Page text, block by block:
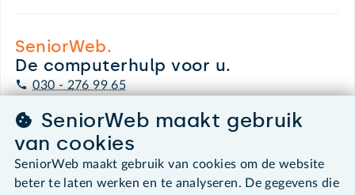
SeniorWeb.
De computerhulp voor u.
030 - 276 99 65
SeniorWeb maakt gebruik
van cookies
SeniorWeb maakt gebruik van cookies om de website
beter te laten werken en te analyseren. De gegevens die